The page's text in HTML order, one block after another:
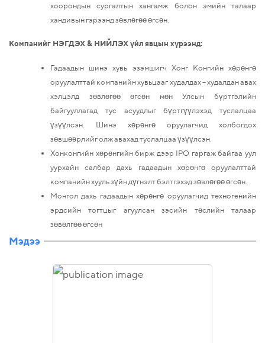
хоорондын сургалтын хангамж болон эмийн талаар
хандивын гэрээнд зөвлөгөө өгсөн.
Компанийг НЭГДЭХ & НИЙЛЭХ үйл явцын хүрээнд:
Гадаадын шинэ хувь эзэмшигч Хонг Конгийн хөрөнгө
оруулалттай компанийн хувьцааг худалдах – худалдан авах
хэлцэлд зөвлөгөө өгсөн мөн Улсын бүртгэлийн
байгууллагад тус асуудлыг бүртгүүлэхэд туслалцаа
үзүүлсэн. Шинэ хөрөнгө оруулагчид холбогдох
зөвшөөрлийг олж авахад туслалцаа үзүүлсэн.
Хонконгийн хөрөнгийн бирж дээр IPO гаргаж байгаа уул
уурхайн салбар дахь гадаадын хөрөнгө оруулалттай
компанийн хууль зүйн дүгнэлт бэлтгэхэд зөвлөгөө өгсөн.
Монгол дахь гадаадын хөрөнгө оруулагчид техногенийн
эрдсийн тогтцыг агуулсан зэсийн төслийн талаар
зөвөлгөө өгсөн
Мэдээ